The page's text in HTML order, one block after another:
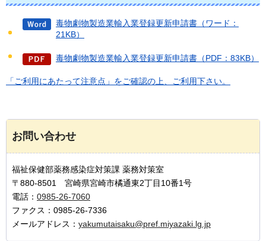
毒物劇物製造業輸入業登録更新申請書（ワード：
21KB）
毒物劇物製造業輸入業登録更新申請書（PDF：83KB）
「ご利用にあたって注意点」をご確認の上、ご利用下さい。
お問い合わせ
福祉保健部薬務感染症対策課 薬務対策室
〒880-8501 宮崎県宮崎市橘通東2丁目10番1号
電話： 0985-26-7060
ファクス：0985-26-7336
メールアドレス： yakumutaisaku@pref.miyazaki.lg.jp